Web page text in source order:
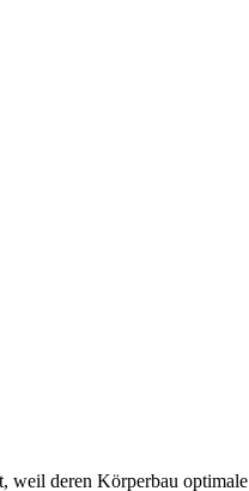
weil deren Körperbau optimale